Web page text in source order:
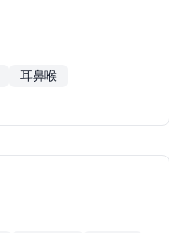
耳鼻喉